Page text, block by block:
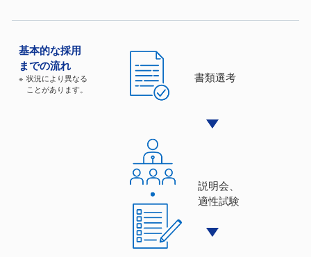
基本的な採⽤
までの流れ
状況により異なる
ことがあります。
書類選考
説明会、
適性試験